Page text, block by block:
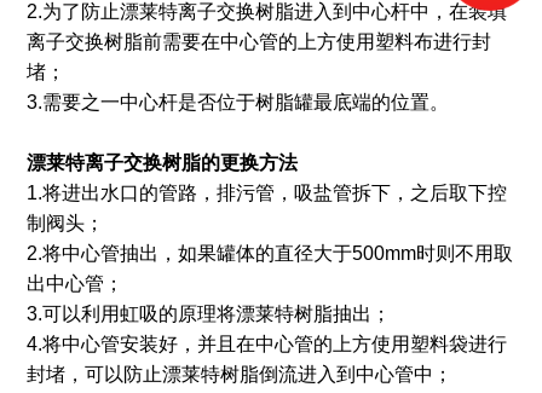
2.为了防止漂莱特离子交换树脂进入到中心杆中，在装填
离子交换树脂前需要在中心管的上方使用塑料布进行封
堵；
3.需要之一中心杆是否位于树脂罐最底端的位置。
漂莱特离子交换树脂的更换方法
1.将进出水口的管路，排污管，吸盐管拆下，之后取下控
制阀头；
2.将中心管抽出，如果罐体的直径大于500mm时则不用取
出中心管；
3.可以利用虹吸的原理将漂莱特树脂抽出；
4.将中心管安装好，并且在中心管的上方使用塑料袋进行
封堵，可以防止漂莱特树脂倒流进入到中心管中；